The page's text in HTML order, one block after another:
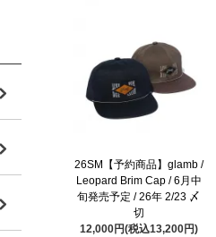
26SM【予約商品】glamb /
Leopard Brim Cap / 6月中
旬発売予定 / 26年 2/23 〆
切
12,000円(税込13,200円)